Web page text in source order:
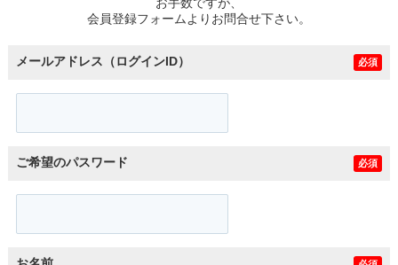
会員登録フォームよりお問合せ下さい。
メールアドレス（ログインID） 必須
ご希望のパスワード 必須